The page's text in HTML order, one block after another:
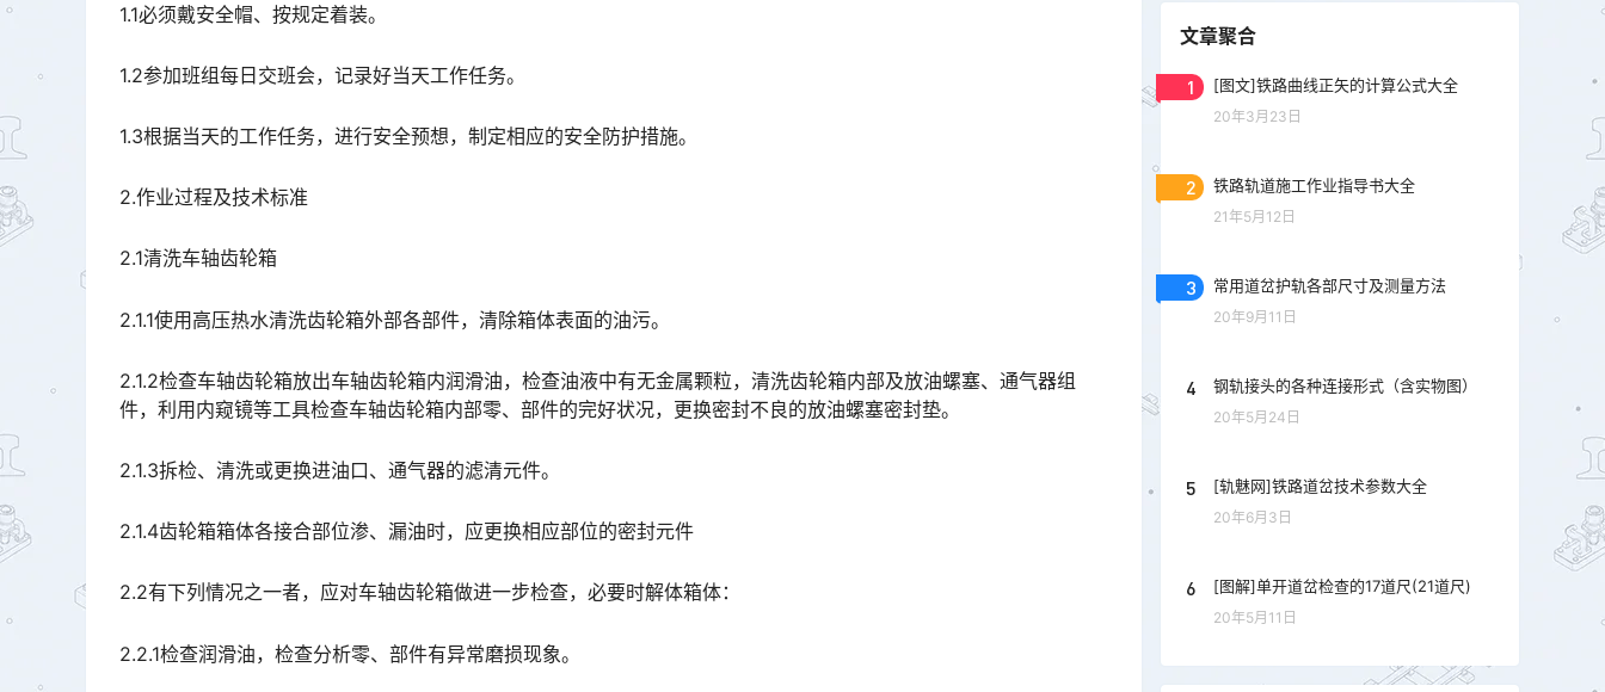
1.1必须戴安全帽、按规定着装。
1.2参加班组每日交班会，记录好当天工作任务。
1.3根据当天的工作任务，进行安全预想，制定相应的安全防护措施。
2.作业过程及技术标准
2.1清洗车轴齿轮箱
2.1.1使用高压热水清洗齿轮箱外部各部件，清除箱体表面的油污。
2.1.2检查车轴齿轮箱放出车轴齿轮箱内润滑油，检查油液中有无金属颗粒，清洗齿轮箱内部及放油螺塞、通气器组
件，利用内窥镜等工具检查车轴齿轮箱内部零、部件的完好状况，更换密封不良的放油螺塞密封垫。󠅅󠅃󠄵󠅂󠄪󠇖󠆨󠆨󠇕󠆞󠆒󠅬󠇘󠆭󠆘󠇙󠆝󠅵󠇗󠆭󠆁󠄐󠇗󠅹󠅸󠇖󠆍󠅳󠇖󠅹󠅰󠇖󠆌󠅹
2.1.3拆检、清洗或更换进油口、通气器的滤清元件。
2.1.4齿轮箱箱体各接合部位渗、漏油时，应更换相应部位的密封元件
2.2有下列情况之一者，应对车轴齿轮箱做进一步检查，必要时解体箱体：
2.2.1检查润滑油，检查分析零、部件有异常磨损现象。
文章聚合
1 [图文]铁路曲线正矢的计算公式大全
20年3月23日
2 铁路轨道施工作业指导书大全
21年5月12日
3 常用道岔护轨各部尺寸及测量方法
20年9月11日
4 钢轨接头的各种连接形式（含实物图）
20年5月24日
5 [轨魅网]铁路道岔技术参数大全
20年6月3日
6 [图解]单开道岔检查的17道尺(21道尺)
20年5月11日